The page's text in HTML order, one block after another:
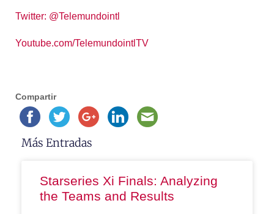
Twitter: @Telemundointl
Youtube.com/TelemundointlTV
Compartir
Más Entradas
Starseries Xi Finals: Analyzing
the Teams and Results